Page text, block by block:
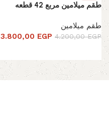
طقم ميلامين مربع 42 قطعه
طقم ميلامين
4.200,00EGP
3.800,00 EGP